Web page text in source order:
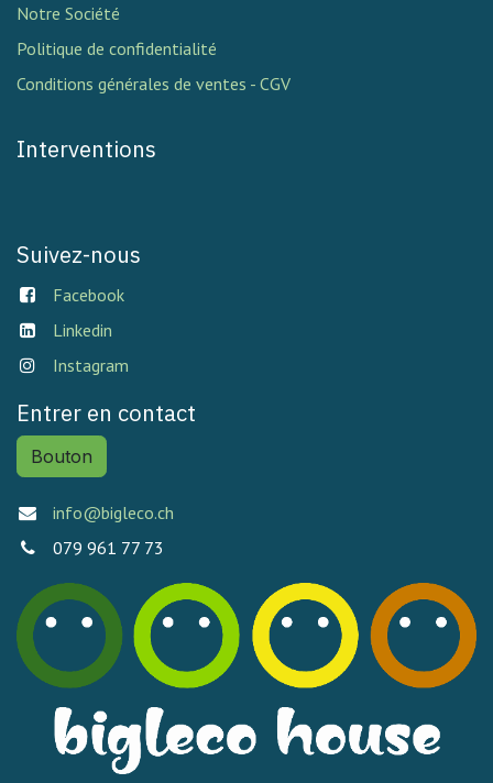
Notre Société
Politique de confidentialité
Conditions générales de ventes - CGV
Interventions
Suivez-nous
Facebook
Linkedin
Instagram
Entrer en contact
Bouton
info@bigleco.ch
079 961 77 73